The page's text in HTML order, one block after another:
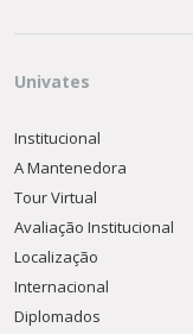
Univates
Institucional
A Mantenedora
Tour Virtual
Avaliação Institucional
Localização
Internacional
Diplomados